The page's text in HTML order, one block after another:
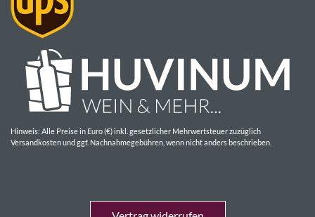
Hinweis: Alle Preise in Euro (€) inkl. gesetzlicher Mehrwertsteuer zuzüglich
Versandkosten und ggf. Nachnahmegebühren, wenn nicht anders beschrieben.